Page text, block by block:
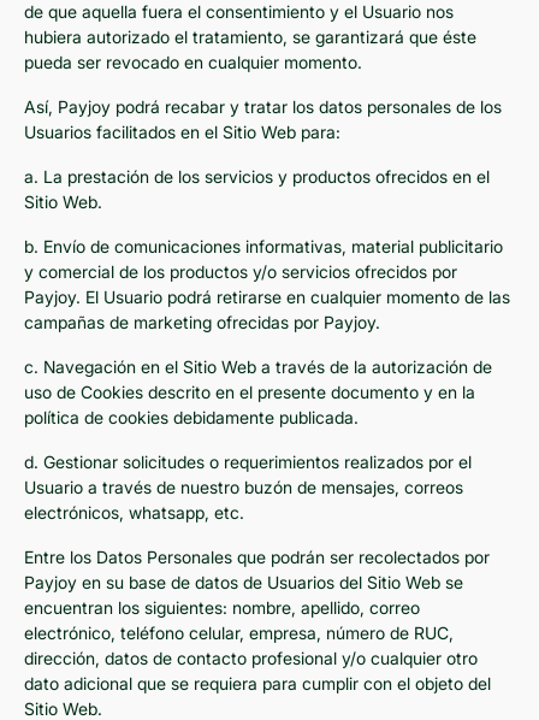
de que aquella fuera el consentimiento y el Usuario nos
hubiera autorizado el tratamiento, se garantizará que éste
pueda ser revocado en cualquier momento.
Así, Payjoy podrá recabar y tratar los datos personales de los
Usuarios facilitados en el Sitio Web para:
a. La prestación de los servicios y productos ofrecidos en el
Sitio Web.
b. Envío de comunicaciones informativas, material publicitario
y comercial de los productos y/o servicios ofrecidos por
Payjoy. El Usuario podrá retirarse en cualquier momento de las
campañas de marketing ofrecidas por Payjoy.
c. Navegación en el Sitio Web a través de la autorización de
uso de Cookies descrito en el presente documento y en la
política de cookies debidamente publicada.
d. Gestionar solicitudes o requerimientos realizados por el
Usuario a través de nuestro buzón de mensajes, correos
electrónicos, whatsapp, etc.
Entre los Datos Personales que podrán ser recolectados por
Payjoy en su base de datos de Usuarios del Sitio Web se
encuentran los siguientes: nombre, apellido, correo
electrónico, teléfono celular, empresa, número de RUC,
dirección, datos de contacto profesional y/o cualquier otro
dato adicional que se requiera para cumplir con el objeto del
Sitio Web.